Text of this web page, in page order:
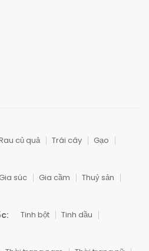
củ quả Trái cây
Gạo
Gia súc Gia cầm
Thuỷ sản
Tinh bột
Tinh dầu